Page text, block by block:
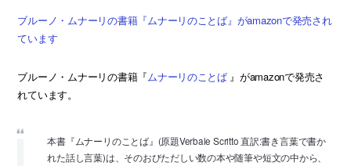
ブルーノ・ムナーリの書籍『ムナーリのことば』がamazonで発売され
ています
ブルーノ・ムナーリの書籍『ムナーリのことば 』がamazonで発売さ
れています。
本書『ムナーリのことば』(原題Verbale Scritto 直訳:書き言葉で書か
れた話し言葉)は、そのおびただしい数の本や随筆や短文の中から、